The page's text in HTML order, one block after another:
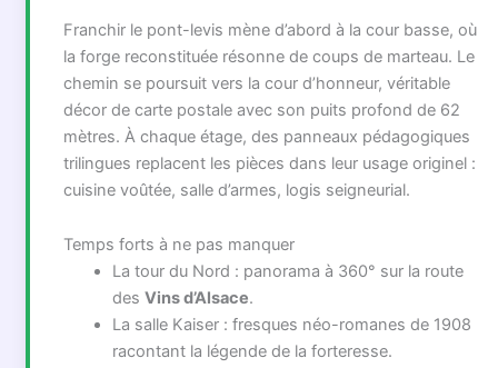
Franchir le pont-levis mène d’abord à la cour basse, où
la forge reconstituée résonne de coups de marteau. Le
chemin se poursuit vers la cour d’honneur, véritable
décor de carte postale avec son puits profond de 62
mètres. À chaque étage, des panneaux pédagogiques
trilingues replacent les pièces dans leur usage originel :
cuisine voûtée, salle d’armes, logis seigneurial.
Temps forts à ne pas manquer
La tour du Nord : panorama à 360° sur la route
des Vins d’Alsace.
La salle Kaiser : fresques néo-romanes de 1908
racontant la légende de la forteresse.